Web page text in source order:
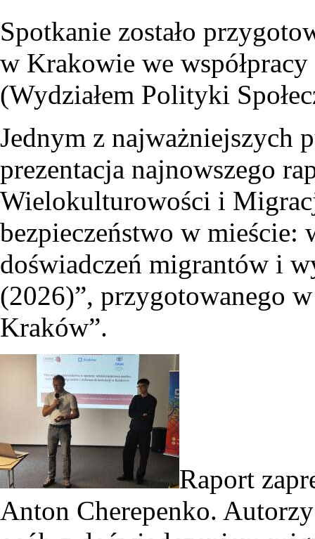
Spotkanie zostało
w Krakowie we
(Wydziałem Polityki
Jednym z najważniejszych
prezentacja najnowszego
Wielokulturowości i
bezpieczeństwo w
doświadczeń migrantów i
(2026)”, przygotowanego
Kraków”.
Raport
Anton Cherepenko.